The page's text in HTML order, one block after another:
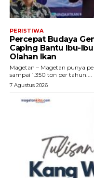
PERISTIWA
Percepat Budaya
Caping Bantu Ibu-
Olahan Ikan
Magetan – Magetan punya
sampai 1.350 ton per tahun....
7 Agustus 2026